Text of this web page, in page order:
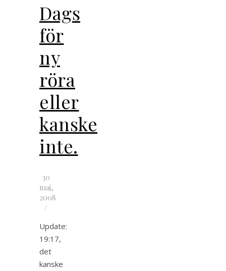
Dags
för
ny
röra
eller
kanske
inte.
30
maj,
2008
/
Update:
19:17,
det
kanske